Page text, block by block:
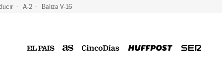
A-2 Baliza V-16